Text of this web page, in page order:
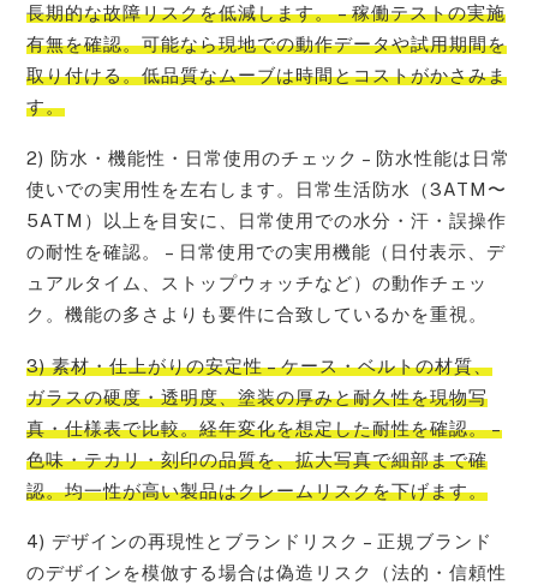
長期的な故障リスクを低減します。 – 稼働テストの実施
有無を確認。可能なら現地での動作データや試用期間を
取り付ける。低品質なムーブは時間とコストがかさみま
す。
2) 防水・機能性・日常使用のチェック – 防水性能は日常
使いでの実用性を左右します。日常生活防水（3ATM〜
5ATM）以上を目安に、日常使用での水分・汗・誤操作
の耐性を確認。 – 日常使用での実用機能（日付表示、デ
ュアルタイム、ストップウォッチなど）の動作チェッ
ク。機能の多さよりも要件に合致しているかを重視。
3) 素材・仕上がりの安定性 – ケース・ベルトの材質、
ガラスの硬度・透明度、塗装の厚みと耐久性を現物写
真・仕様表で比較。経年変化を想定した耐性を確認。 –
色味・テカリ・刻印の品質を、拡大写真で細部まで確
認。均一性が高い製品はクレームリスクを下げます。
4) デザインの再現性とブランドリスク – 正規ブランド
のデザインを模倣する場合は偽造リスク（法的・信頼性